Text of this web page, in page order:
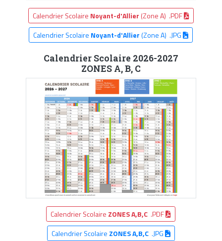
Calendrier Scolaire Noyant-d'Allier (Zone A) .PDF
Calendrier Scolaire Noyant-d'Allier(Zone A) .JPG
Calendrier Scolaire 2026-2027
ZONES A, B, C
Calendrier Scolaire ZONES A,B,C .PDF
Calendrier Scolaire ZONES A,B,C.JPG